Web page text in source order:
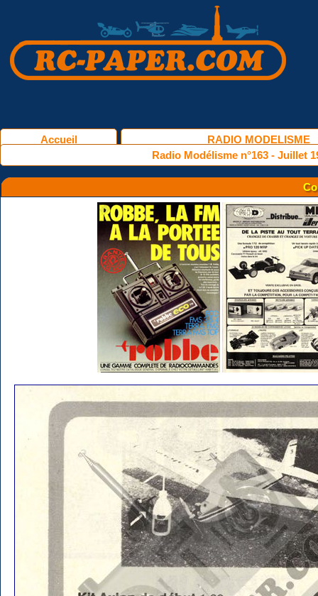
Accueil
RADIO MODELISME
Radio Modélisme n°163 - Juillet